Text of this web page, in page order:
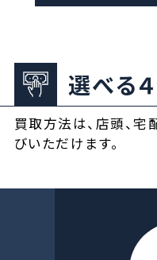
選べる
買取方法は、店頭、宅
びいただけます。